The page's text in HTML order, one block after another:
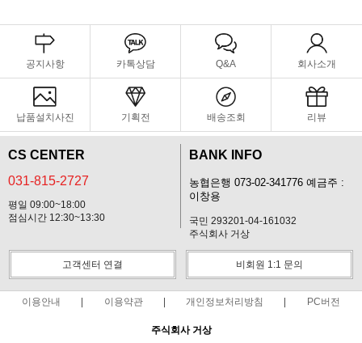
공지사항 카톡상담 Q&A 회사소개
납품설치사진 기획전 배송조회 리뷰
CS CENTER
031-815-2727
평일 09:00~18:00
점심시간 12:30~13:30
BANK INFO
농협은행 073-02-341776 예금주 :
이창용
국민 293201-04-161032
주식회사 거상
고객센터 연결 비회원 1:1 문의
이용안내 이용약관 개인정보처리방침 PC버전
주식회사 거상